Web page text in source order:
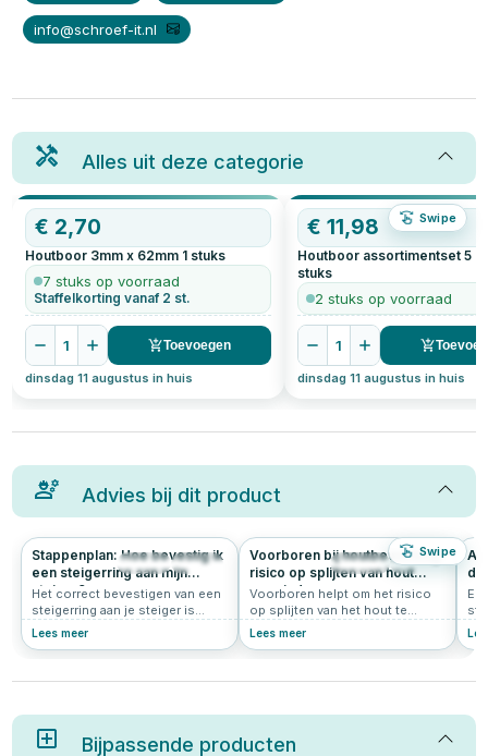
info@schroef-it.nl
Alles uit deze categorie
Swipe
€ 2,70
Houtboor 3mm x 62mm 1 stuks
7 stuks op voorraad
Staffelkorting vanaf 2 st.
1 Toevoegen
dinsdag 11 augustus in huis
€11,98
Houtboor assortimentset 5
stuks
2 stuks op voorraad
1
dinsdag 11 augustus in huis
Advies bij dit product
Swipe
343 4.9
Stappenplan: Hoe bevestig ik
een steigerring aan mijn
steiger?
Het correct bevestigen van een
steigerring aan je steiger is
essentieel voor een veilige
is dit een klus die je eenvoudig
Lees meer
1262 5.0
Voorboren bij houtbewerking:
risico op splijten van hout
verminderen
Voorboren helpt om het risico
op splijten van het hout te
verminderen, vooral bij zachtere
Lees meer
Bijpassende producten